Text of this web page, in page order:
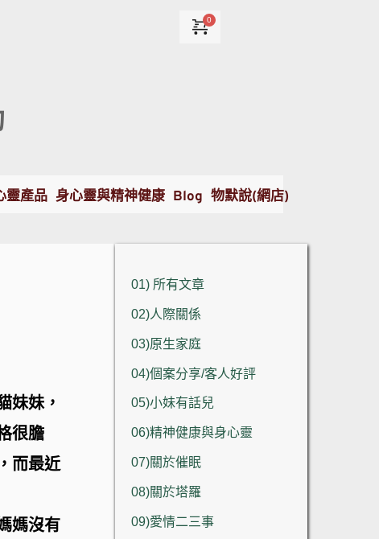
靈產品 身心靈與精神健康 Blog 物默說(網店)
妹妹，
很膽
而最近
媽沒有
01) 所有文章
02)人際關係
03)原生家庭
04)個案分享/客人好評
05)小妹有話兒
06)精神健康與身心靈
07)關於催眠
08)關於塔羅
09)愛情二三事